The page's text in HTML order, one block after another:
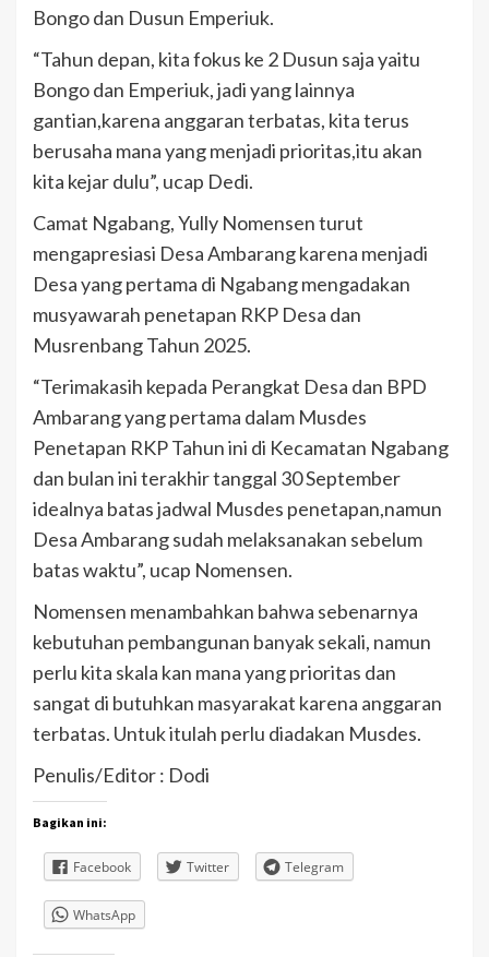
Bongo dan Dusun Emperiuk.
“Tahun depan, kita fokus ke 2 Dusun saja yaitu
Bongo dan Emperiuk, jadi yang lainnya
gantian,karena anggaran terbatas, kita terus
berusaha mana yang menjadi prioritas,itu akan
kita kejar dulu”, ucap Dedi.
Camat Ngabang, Yully Nomensen turut
mengapresiasi Desa Ambarang karena menjadi
Desa yang pertama di Ngabang mengadakan
musyawarah penetapan RKP Desa dan
Musrenbang Tahun 2025.
“Terimakasih kepada Perangkat Desa dan BPD
Ambarang yang pertama dalam Musdes
Penetapan RKP Tahun ini di Kecamatan Ngabang
dan bulan ini terakhir tanggal 30 September
idealnya batas jadwal Musdes penetapan,namun
Desa Ambarang sudah melaksanakan sebelum
batas waktu”, ucap Nomensen.
Nomensen menambahkan bahwa sebenarnya
kebutuhan pembangunan banyak sekali, namun
perlu kita skala kan mana yang prioritas dan
sangat di butuhkan masyarakat karena anggaran
terbatas. Untuk itulah perlu diadakan Musdes.
Penulis/Editor : Dodi
Bagikan ini:
Facebook Twitter Telegram
WhatsApp